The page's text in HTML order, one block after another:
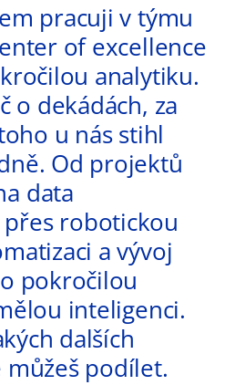
pracuji v týmu
of excellence
analytiku.
o dekádách, za
u nás stihl
Od projektů
data
robotickou
a vývoj
pokročilou
inteligenci.
dalších
podílet.